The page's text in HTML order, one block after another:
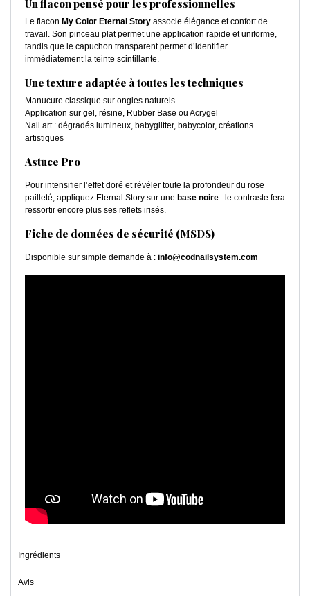
Un flacon pensé pour les professionnelles
Le flacon My Color Eternal Story associe élégance et confort de
travail. Son pinceau plat permet une application rapide et uniforme,
tandis que le capuchon transparent permet d’identifier
immédiatement la teinte scintillante.
Une texture adaptée à toutes les techniques
Manucure classique sur ongles naturels
Application sur gel, résine, Rubber Base ou Acrygel
Nail art : dégradés lumineux, babyglitter, babycolor, créations
artistiques
Astuce Pro
Pour intensifier l’effet doré et révéler toute la profondeur du rose
pailleté, appliquez Eternal Story sur une base noire : le contraste fera
ressortir encore plus ses reflets irisés.
Fiche de données de sécurité (MSDS)
Disponible sur simple demande à : info@codnailsystem.com
Ingrédients
Avis